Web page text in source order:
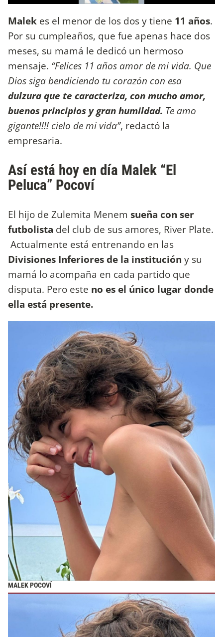
Malek es el menor de los dos y tiene 11 años.
Por su cumpleaños, que fue apenas hace dos
meses, su mamá le dedicó un hermoso
mensaje. “Felices 11 años amor de mi vida. Que
Dios siga bendiciendo tu corazón con esa
dulzura que te caracteriza, con mucho amor,
buenos principios y gran humildad. Te amo
gigante!!!! cielo de mi vida”, redactó la
empresaria.
Así está hoy en día Malek “El
Peluca” Pocoví
El hijo de Zulemita Menem sueña con ser
futbolista del club de sus amores, River Plate.
Actualmente está entrenando en las
Divisiones Inferiores de la institución y su
mamá lo acompaña en cada partido que
disputa. Pero este no es el único lugar donde
ella está presente.
MALEK POCOVÍ